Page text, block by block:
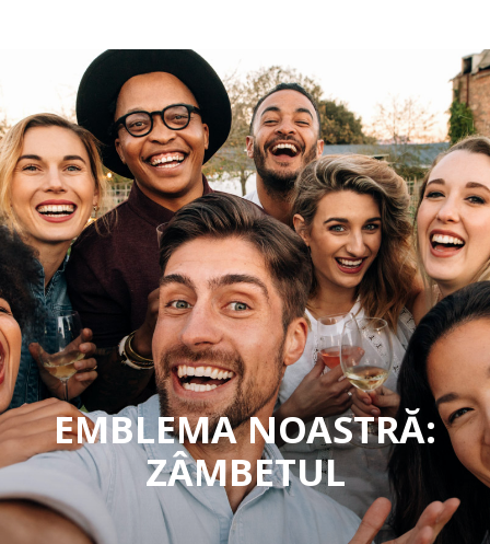
EMBLEMA NOASTRĂ:
ZÂMBETUL